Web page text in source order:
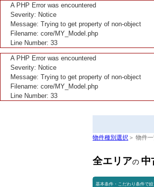
A PHP Error was encountered
Severity: Notice
Message: Trying to get property of non-object
Filename: core/MY_Model.php
Line Number: 33
A PHP Error was encountered
Severity: Notice
Message: Trying to get property of non-object
Filename: core/MY_Model.php
Line Number: 33
物件種別選択 ＞ 物件
全エリアの 中
基本条件・こだわり条件で